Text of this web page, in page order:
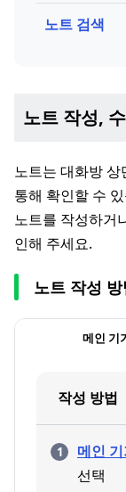
노트 검색
노트 작성,
노트는 대화방 상
통해 확인할 수
노트를 작성하거
인해 주세요.
노트 작성 방
메인 기
작성 방법
메인
선택